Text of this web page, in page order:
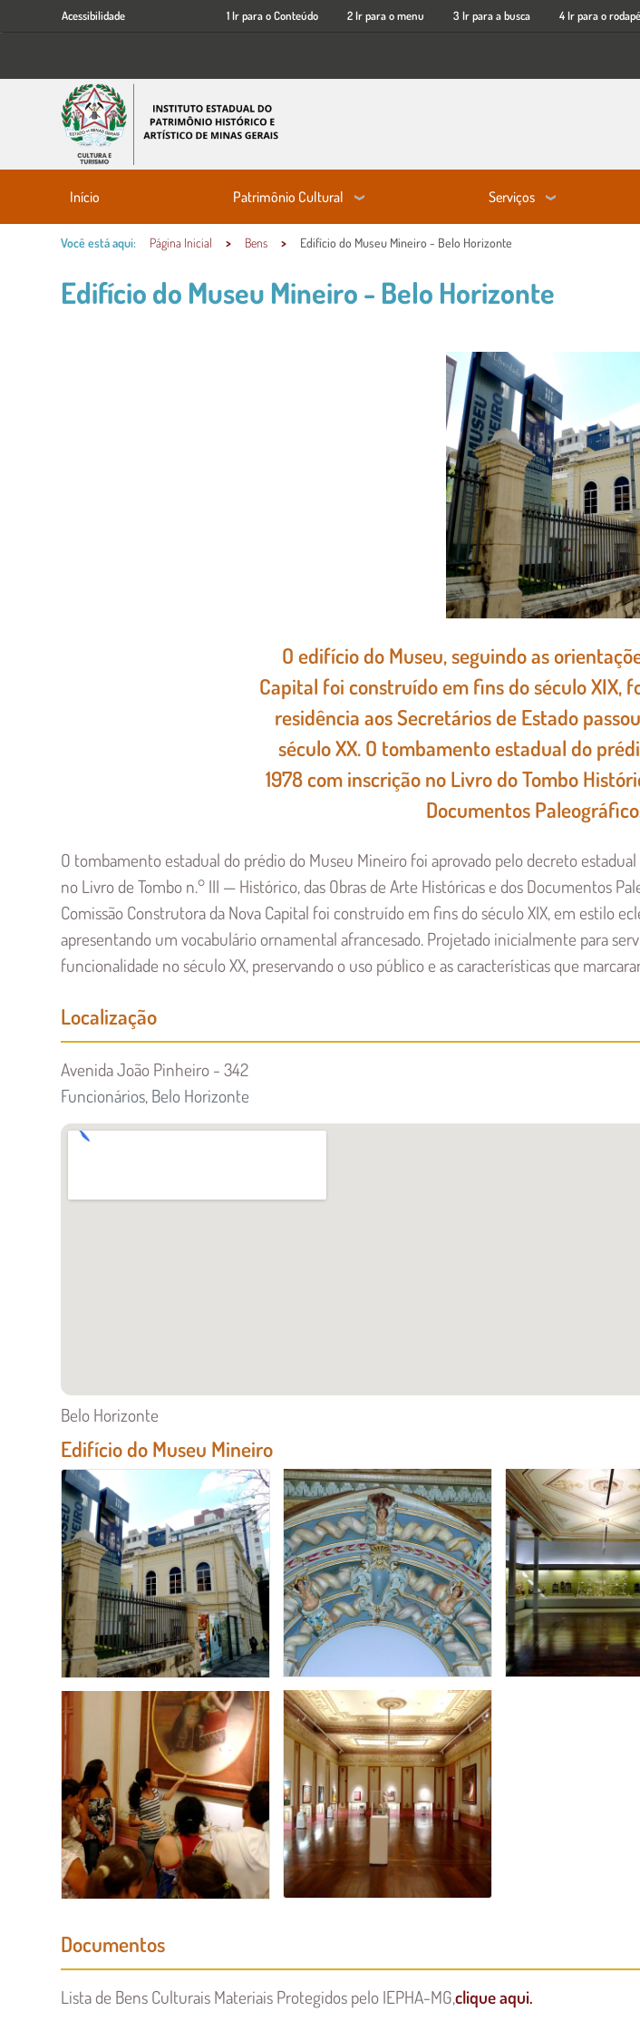
para
conteúdo
Acessibilidade
Acessibilidade 1 Ir para o Conteúdo 2 Ir para o menu 3 Ir para a busca 4 Ir para o rodapé
Início Patrimônio Cultural Serviços
Você está aqui: Página Inicial Bens Edifício do Museu Mineiro - Belo Horizonte
Edifício do Museu Mineiro - Belo Horizonte
O edifício do Museu, seguindo as
Capital foi construído em fins do século XIX,
residência aos Secretários de Estado
século XX. O tombamento estadual do
1978 com inscrição no Livro do Tombo
Documentos
O tombamento estadual do prédio do Museu Mineiro foi aprovado pelo decreto
no Livro de Tombo n.° III — Histórico, das Obras de Arte Históricas e dos Documentos
Comissão Construtora da Nova Capital foi construído em fins do século XIX, em estilo
apresentando um vocabulário ornamental afrancesado. Projetado inicialmente para
funcionalidade no século XX, preservando o uso público e as características que
Localização
Avenida João Pinheiro - 342
Funcionários, Belo Horizonte
Belo Horizonte
Edifício do Museu Mineiro
Documentos
Lista de Bens Culturais Materiais Protegidos pelo IEPHA-MG,clique aqui.